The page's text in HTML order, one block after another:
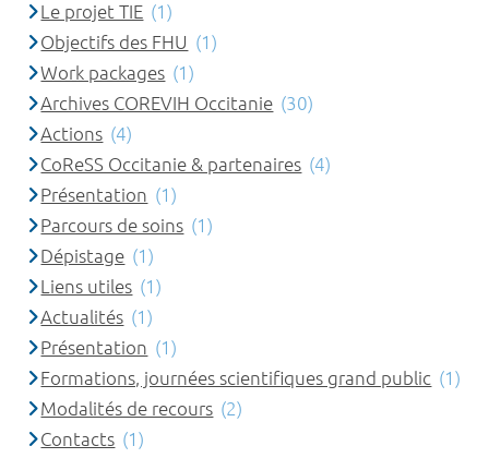
Le projet TIE (1)
Objectifs des FHU (1)
Work packages (1)
Archives COREVIH Occitanie (30)
Actions (4)
CoReSS Occitanie & partenaires (4)
Présentation (1)
Parcours de soins (1)
Dépistage (1)
Liens utiles (1)
Actualités (1)
Présentation (1)
Formations, journées scientifiques grand public (1)
Modalités de recours (2)
Contacts (1)